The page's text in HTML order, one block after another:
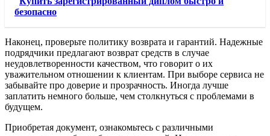
безопасно
Наконец, проверьте политику возврата и гарантий. Надежные
подрядчики предлагают возврат средств в случае
неудовлетворенности качеством, что говорит о их
уважительном отношении к клиентам. При выборе сервиса не
забывайте про доверие и прозрачность. Иногда лучше
заплатить немного больше, чем столкнуться с проблемами в
будущем.
Приобретая документ, ознакомьтесь с различными